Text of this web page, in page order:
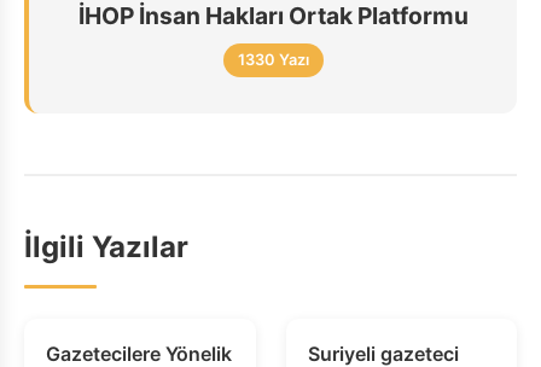
İHOP İnsan Hakları Ortak Platformu
1330 Yazı
İlgili Yazılar
Gazetecilere Yönelik
Suriyeli gazeteci